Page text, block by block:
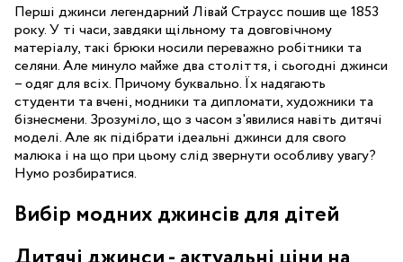
Перші джинси легендарний Лівай Страусс пошив ще 1853
року. У ті часи, завдяки щільному та довговічному
матеріалу, такі брюки носили переважно робітники та
селяни. Але минуло майже два століття, і сьогодні джинси
– одяг для всіх. Причому буквально. Їх надягають
студенти та вчені, модники та дипломати, художники та
бізнесмени. Зрозуміло, що з часом з'явилися навіть дитячі
моделі. Але як підібрати ідеальні джинси для свого
малюка і на що при цьому слід звернути особливу увагу?
Нумо розбиратися.
Вибір модних джинсів для дітей
Перше питання, яке турбує багатьох батьків, це вік, з